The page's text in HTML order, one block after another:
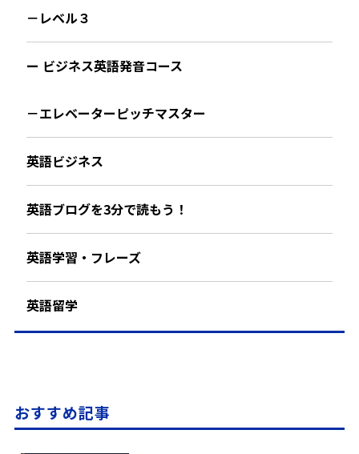
－レベル３
ー ビジネス英語発音コース
－エレベーターピッチマスター
英語ビジネス
英語ブログを3分で読もう！
英語学習・フレーズ
英語留学
おすすめ記事